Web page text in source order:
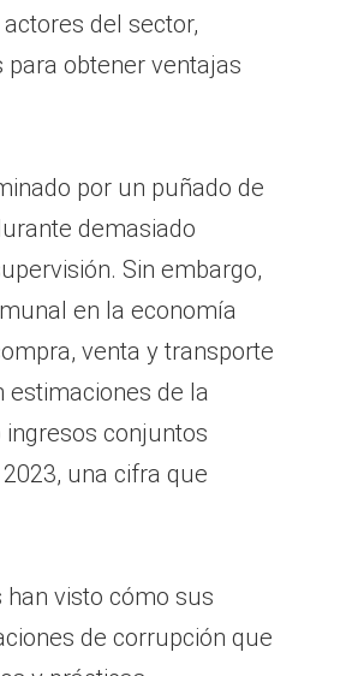
del sector,
obtener ventajas
por un puñado de
demasiado
Sin embargo,
en la economía
venta y transporte
estimaciones de la
ingresos conjuntos
una cifra que
han visto cómo sus
de corrupción que